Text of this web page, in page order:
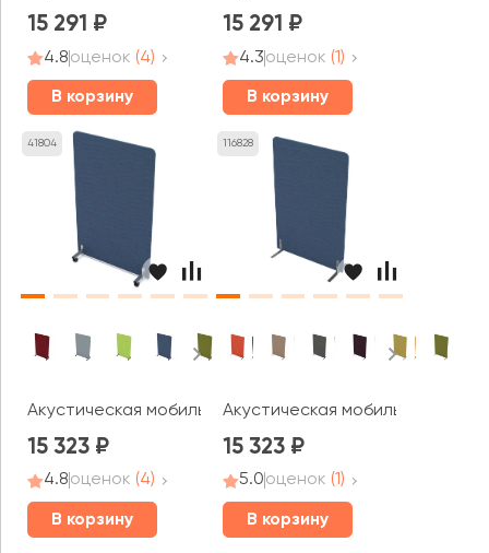
15 291
4.8оценок (4)
В корзину
15 291
4.3оценок (1)
В корзину
41804
Акустическая мобильная перегородка (1000*377*1600)
15 323
4.8оценок (4)
В корзину
116828
Акустическая мобильная
15 323
5.0оценок (1)
В корзину